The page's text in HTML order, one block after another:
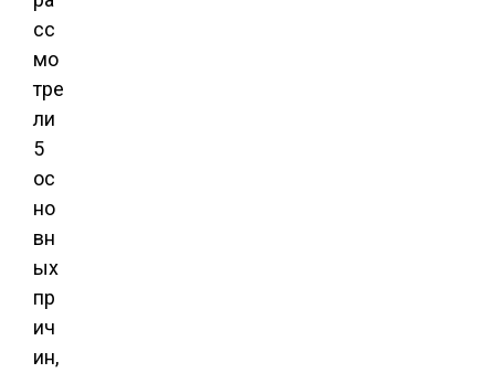
сс
мо
тре
ли
5
ос
но
вн
ых
пр
ич
ин,